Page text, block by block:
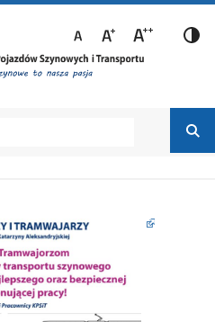
Katedra Pojazdów
Szynowych i
Transportu
i Transportu
na Wydziale